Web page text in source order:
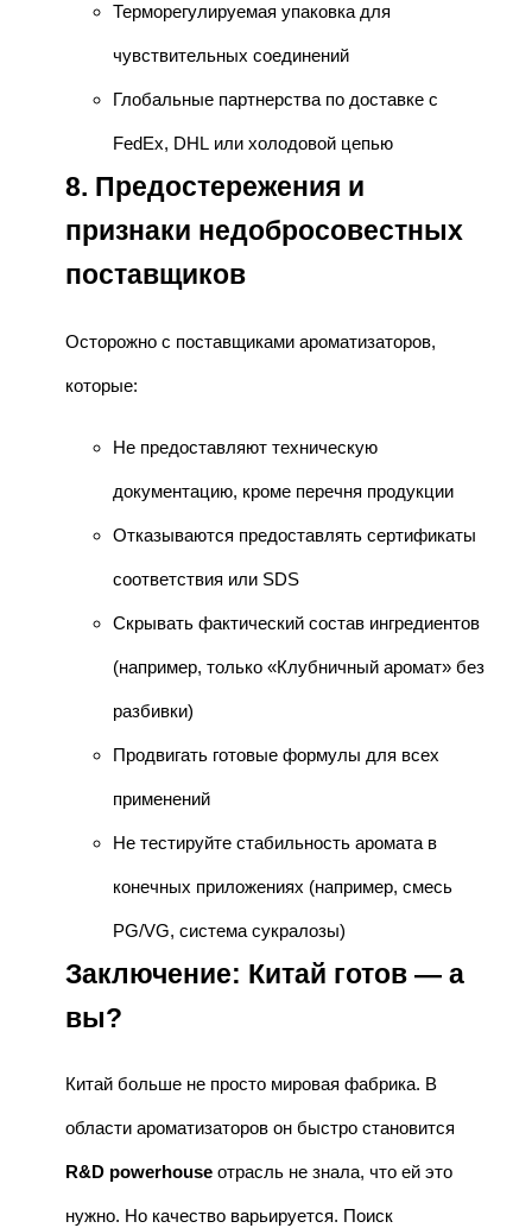
Терморегулируемая упаковка для
чувствительных соединений
Глобальные партнерства по доставке с
FedEx, DHL или холодовой цепью
8. Предостережения и
признаки недобросовестных
поставщиков
Осторожно с поставщиками ароматизаторов,
которые:
Не предоставляют техническую
документацию, кроме перечня продукции
Отказываются предоставлять сертификаты
соответствия или SDS
Скрывать фактический состав ингредиентов
(например, только «Клубничный аромат» без
разбивки)
Продвигать готовые формулы для всех
применений
Не тестируйте стабильность аромата в
конечных приложениях (например, смесь
PG/VG, система сукралозы)
Заключение: Китай готов — а
вы?
Китай больше не просто мировая фабрика. В
области ароматизаторов он быстро становится
R&D powerhouse отрасль не знала, что ей это
нужно. Но качество варьируется. Поиск